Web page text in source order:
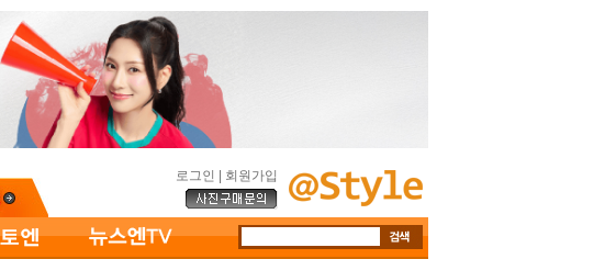
로그인 회원가입